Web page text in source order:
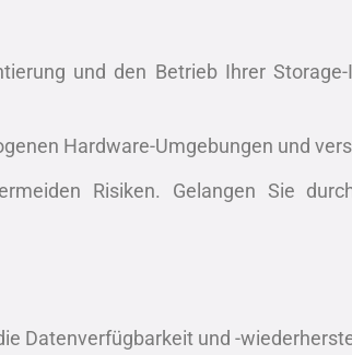
und den Betrieb Ihrer
Hardware-Umgebungen und
Risiken. Gelangen Sie
Datenverfügbarkeit und -